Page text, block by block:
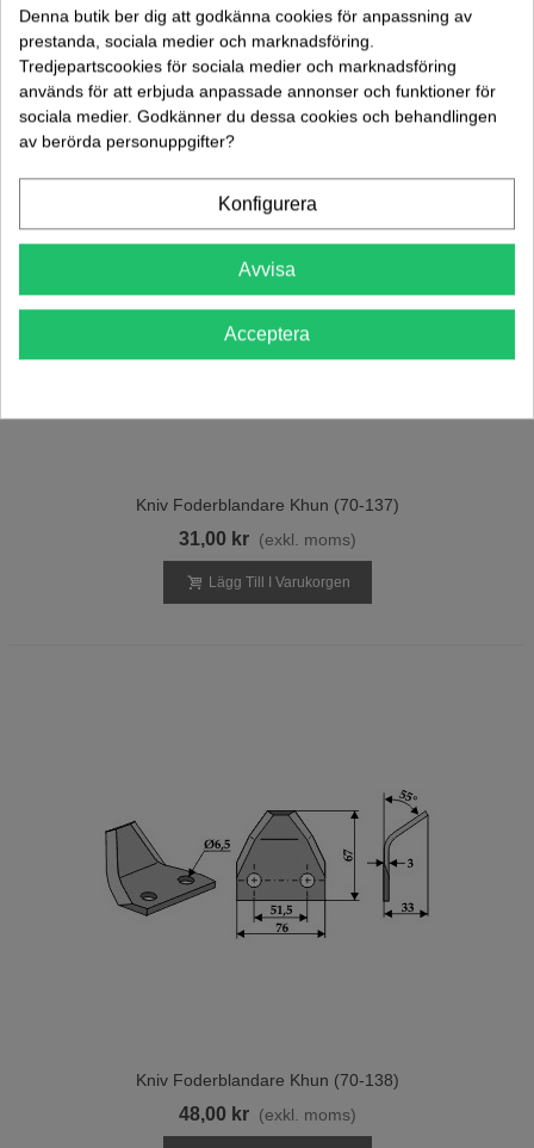
Lägg Till I Varukorgen
Kniv Foderblandare Khun (70-137)
31,00 kr (exkl. moms)
Lägg Till I Varukorgen
Kniv Foderblandare Khun (70-138)
48,00 kr (exkl. moms)
Denna butik ber dig att godkänna cookies för anpassning av
prestanda, sociala medier och marknadsföring.
Tredjepartscookies för sociala medier och marknadsföring
används för att erbjuda anpassade annonser och funktioner för
sociala medier. Godkänner du dessa cookies och behandlingen
av berörda personuppgifter?
Konfigurera
Avvisa
Acceptera